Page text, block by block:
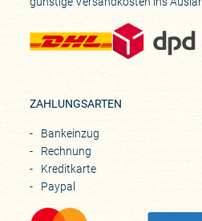
ZAHLUNGSARTEN
Bankeinzug
Rechnung
Kreditkarte
Paypal